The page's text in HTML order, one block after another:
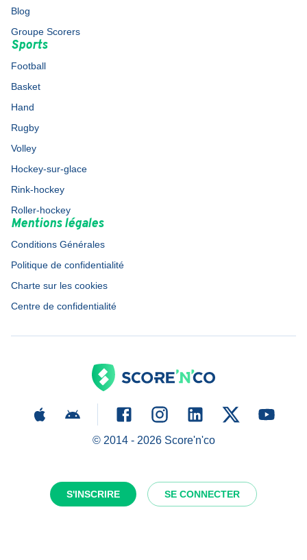
S'INSCRIRE SE CONNECTER
Blog
Groupe Scorers
Sports
Football
Basket
Hand
Rugby
Volley
Hockey-sur-glace
Rink-hockey
Roller-hockey
Mentions légales
Conditions Générales
Politique de confidentialité
Charte sur les cookies
Centre de confidentialité
© 2014 - 2026Score'n'co